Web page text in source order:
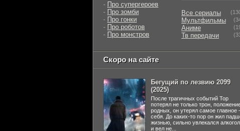
- Про супергероев
- Про зомби
- Про гонки
- Про роботов
- Про монстров
Все сериалы
Мультфильмы
Аниме
Тв передачи
Скоро на сайте
Бегущий по лезвию 2099
(2025)
После трагичных событий Тор
потерял не только трон,
родных, он утерял самое главное
себя. До каких-то пор он жил
жизнью, сильно увлекался
и вел не...